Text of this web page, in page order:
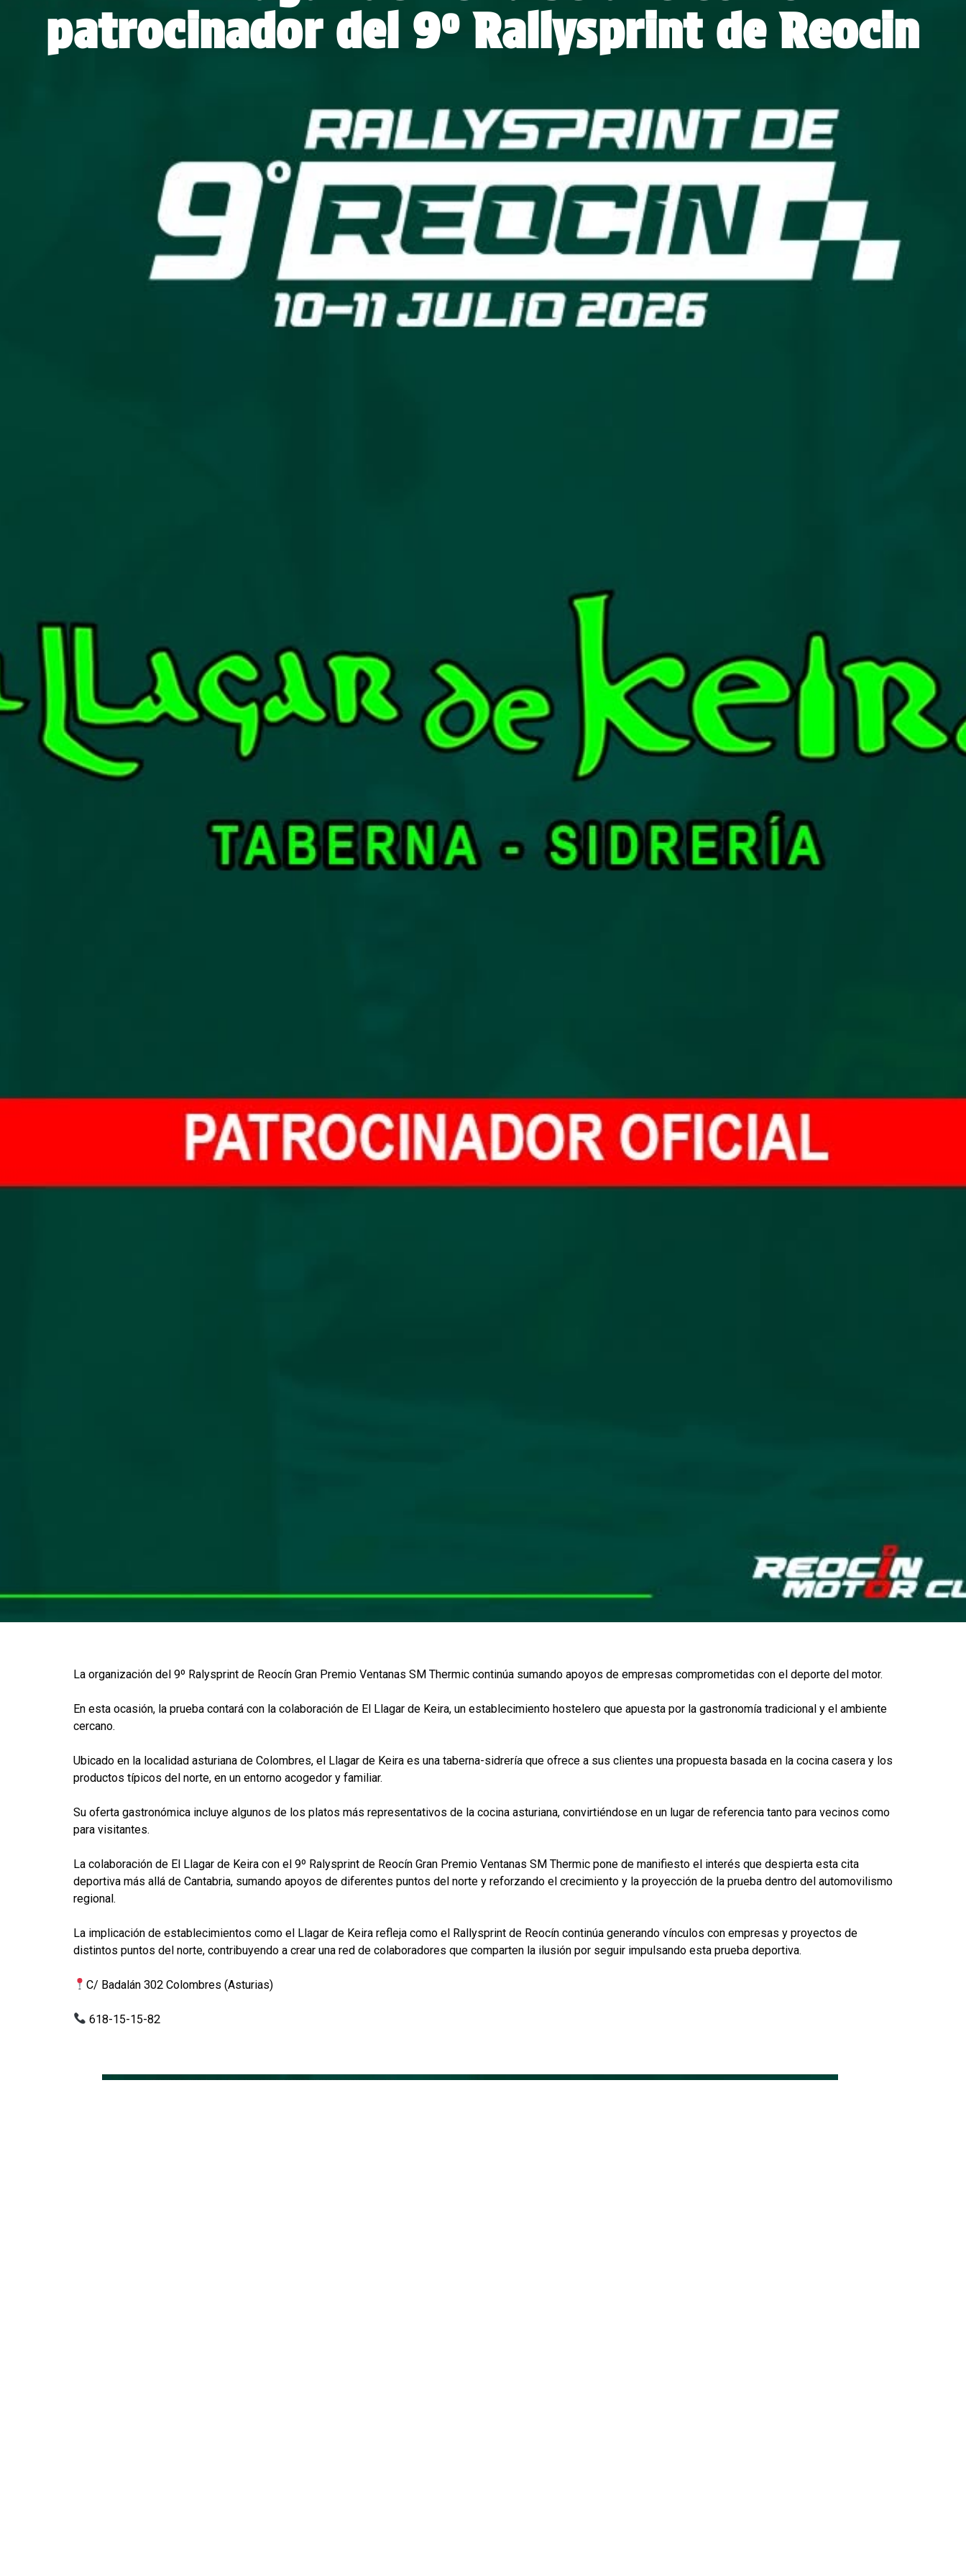
NOTICIAS TIENDA CONTACTO
patrocinador del 9º Rallysprint de Reocin
La organización del 9º Ralysprint de Reocín Gran Premio Ventanas SM Thermic continúa sumando apoyos de empresas comprometidas con el deporte del motor.
En esta ocasión, la prueba contará con la colaboración de El Llagar de Keira, un establecimiento hostelero que apuesta por la gastronomía tradicional y el ambiente
cercano.
Ubicado en la localidad asturiana de Colombres, el Llagar de Keira es una taberna-sidrería que ofrece a sus clientes una propuesta basada en la cocina casera y los
productos típicos del norte, en un entorno acogedor y familiar.
Su oferta gastronómica incluye algunos de los platos más representativos de la cocina asturiana, convirtiéndose en un lugar de referencia tanto para vecinos como
para visitantes.
La colaboración de El Llagar de Keira con el 9º Ralysprint de Reocín Gran Premio Ventanas SM Thermic pone de manifiesto el interés que despierta esta cita
deportiva más allá de Cantabria, sumando apoyos de diferentes puntos del norte y reforzando el crecimiento y la proyección de la prueba dentro del automovilismo
regional.
La implicación de establecimientos como el Llagar de Keira refleja como el Rallysprint de Reocín continúa generando vínculos con empresas y proyectos de
distintos puntos del norte, contribuyendo a crear una red de colaboradores que comparten la ilusión por seguir impulsando esta prueba deportiva.
C/ Badalán 302 Colombres (Asturias)
618-15-15-82